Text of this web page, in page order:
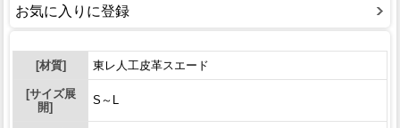
お気に入りに登録
[材質] 東レ人工皮革スエード
[サイズ展
開]
S～L